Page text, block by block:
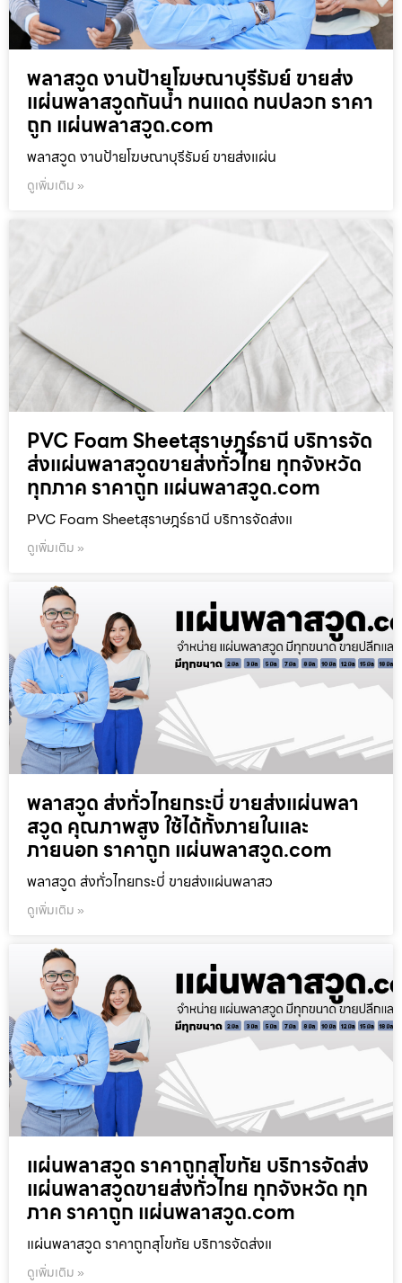
พลาสวูด งานป้ายโฆษณาบุรีรัมย์ ขายส่ง
แผ่นพลาสวูดกันน้ำ ทนแดด ทนปลวก ราคา
ถูก แผ่นพลาสวูด.com
พลาสวูด งานป้ายโฆษณาบุรีรัมย์ ขายส่งแผ่น
ดูเพิ่มเติม »
PVC Foam Sheetสุราษฎร์ธานี บริการจัด
ส่งแผ่นพลาสวูดขายส่งทั่วไทย ทุกจังหวัด
ทุกภาค ราคาถูก แผ่นพลาสวูด.com
PVC Foam Sheetสุราษฎร์ธานี บริการจัดส่งแ
ดูเพิ่มเติม »
พลาสวูด ส่งทั่วไทยกระบี่ ขายส่งแผ่นพลา
สวูด คุณภาพสูง ใช้ได้ทั้งภายในและ
ภายนอก ราคาถูก แผ่นพลาสวูด.com
พลาสวูด ส่งทั่วไทยกระบี่ ขายส่งแผ่นพลาสว
ดูเพิ่มเติม »
แผ่นพลาสวูด ราคาถูกสุโขทัย บริการจัดส่ง
แผ่นพลาสวูดขายส่งทั่วไทย ทุกจังหวัด ทุก
ภาค ราคาถูก แผ่นพลาสวูด.com
แผ่นพลาสวูด ราคาถูกสุโขทัย บริการจัดส่งแ
ดูเพิ่มเติม »